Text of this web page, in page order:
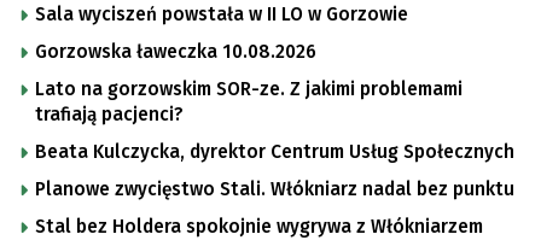
Sala wyciszeń powstała w II LO w Gorzowie
Gorzowska ławeczka 10.08.2026
Lato na gorzowskim SOR-ze. Z jakimi problemami
trafiają pacjenci?
Beata Kulczycka, dyrektor Centrum Usług Społecznych
Planowe zwycięstwo Stali. Włókniarz nadal bez punktu
Stal bez Holdera spokojnie wygrywa z Włókniarzem